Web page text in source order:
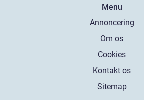
Menu
Annoncering
Om os
Cookies
Kontakt os
Sitemap